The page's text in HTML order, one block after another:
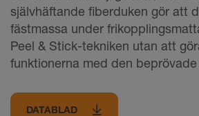
självhäftande fiberduken gör att
fästmassa under
Peel & Stick-tekniken utan att
funktionerna med den beprövade
DATABLAD